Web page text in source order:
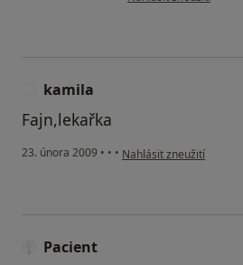
kamila
Fajn,lekařka
23. února 2009 • • • podle názoru uživatele
Nahlásit zneužití
Pacient